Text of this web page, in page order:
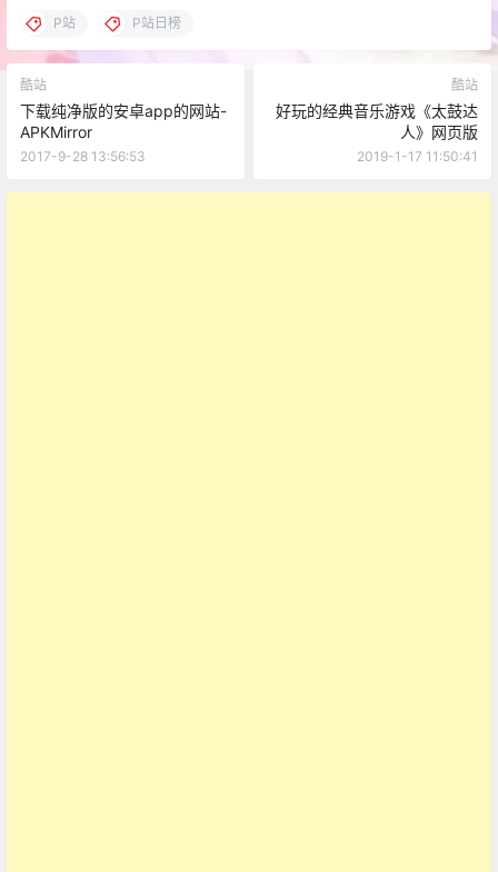
P站 P站日榜
酷站
下载纯净版的安卓app的网站-
APKMirror
2017-9-28 13:56:53
酷站
好玩的经典音乐游戏《太鼓达
人》网页版
2019-1-17 11:50:41